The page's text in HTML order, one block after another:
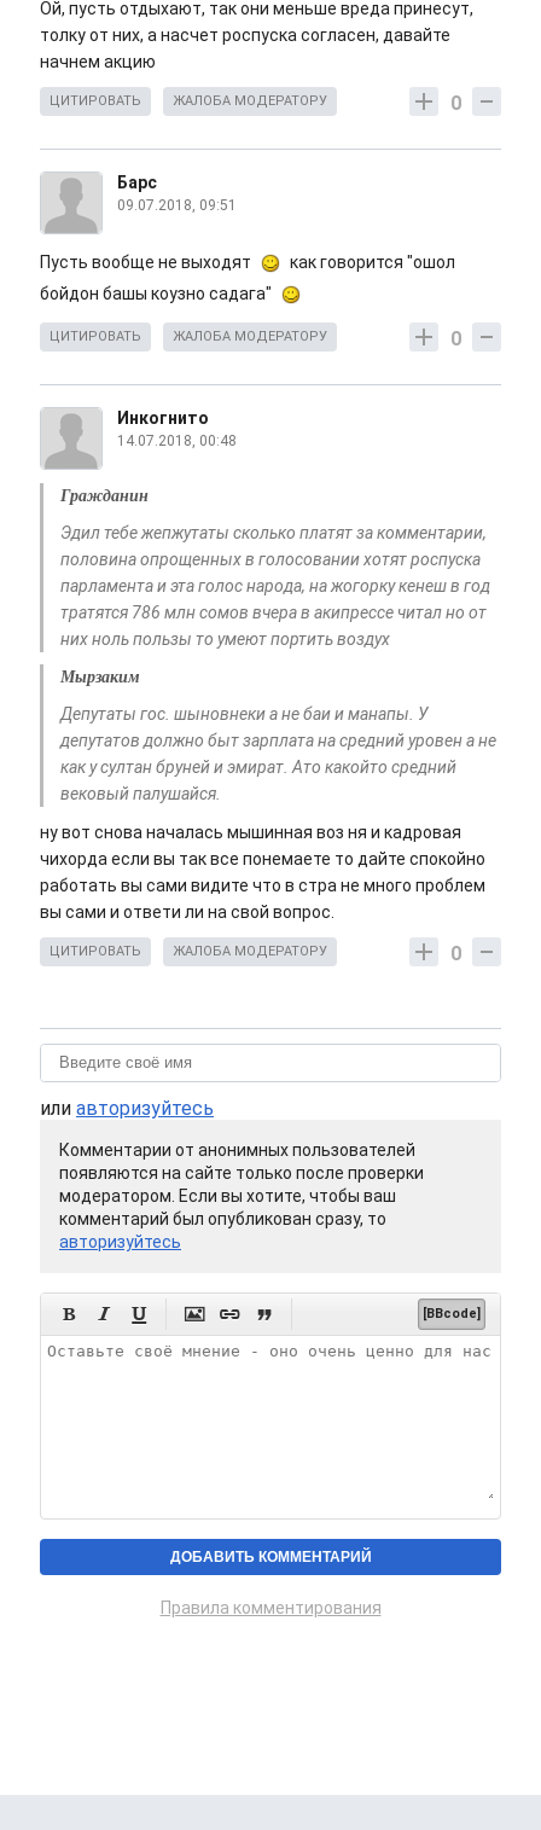
Ой, пусть отдыхают, так они меньше вреда принесут,
толку от них, а насчет роспуска согласен, давайте
начнем акцию
0
ЦИТИРОВАТЬ ЖАЛОБА МОДЕРАТОРУ
Барс
09.07.2018, 09:51
Пусть вообще не выходят
как говорится "ошол
бойдон башы коузно садага"
0
ЦИТИРОВАТЬ ЖАЛОБА МОДЕРАТОРУ
Инкогнито
14.07.2018, 00:48
Гражданин
Эдил тебе жепжутаты сколько платят за комментарии,
половина опрощенных в голосовании хотят роспуска
парламента и эта голос народа, на жогорку кенеш в год
тратятся 786 млн сомов вчера в акипрессе читал но от
них ноль пользы то умеют портить воздух
Мырзаким
Депутаты гос. шыновнеки а не баи и манапы. У
депутатов должно быт зарплата на средний уровен а не
как у султан бруней и эмират. Ато какойто средний
вековый палушайся.
ну вот снова началась мышинная воз ня и кадровая
чихорда если вы так все понемаете то дайте спокойно
работать вы сами видите что в стра не много проблем
вы сами и ответи ли на свой вопрос.
0
ЦИТИРОВАТЬ ЖАЛОБА МОДЕРАТОРУ
или авторизуйтесь
Комментарии от анонимных пользователей
появляются на сайте только после проверки
модератором. Если вы хотите, чтобы ваш
комментарий был опубликован сразу, то
авторизуйтесь
      [BBcode]
Правила комментирования